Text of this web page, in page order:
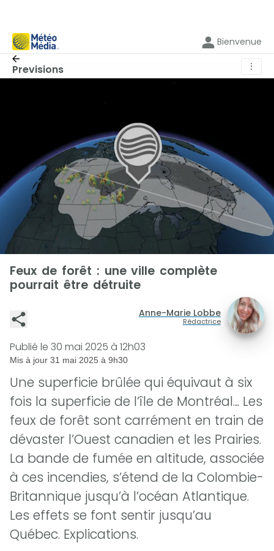
Bienvenue
Previsions ⋮
Feux de forêt : une ville complète
pourrait être détruite
Anne-Marie Lobbe
Rédactrice
Publié le 30 mai 2025 à 12h03
Mis à jour 31 mai 2025 à 9h30
Une superficie brûlée qui équivaut à six
fois la superficie de l’île de Montréal… Les
feux de forêt sont carrément en train de
dévaster l’Ouest canadien et les Prairies.
La bande de fumée en altitude, associée
à ces incendies, s’étend de la Colombie-
Britannique jusqu’à l’océan Atlantique.
Les effets se font sentir jusqu’au
Québec. Explications.